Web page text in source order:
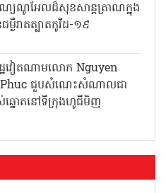
យណូអែលដ៏សុខសាន្តត្រាណក្នុង
ម្ងឺរាតត្បាតកូវីដ-១៩
ដ្ឋវៀតណាមលោក Nguyen
ជួបសំណេះសំណាលជា
ឆ្នោតនៅទីក្រុងហូជីមិញ